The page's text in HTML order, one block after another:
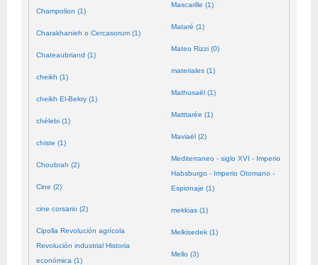
Champolion (1)
Charakhanieh o Cercasorum (1)
Chateaubriand (1)
cheikh (1)
cheikh El-Bekry (1)
chélebi (1)
chiste (1)
Choubrah (2)
Cine (2)
cine corsario (2)
Cipolla Revolución agrícola
Revolución industrial Historia
económica (1)
Mascarille (1)
Mataré (1)
Mateo Rizzi (0)
materiales (1)
Mathusaël (1)
Matttarée (1)
Maviaël (2)
Mediterraneo - siglo XVI - Imperio
Habsburgo - Imperio Otomano -
Espionaje (1)
mekkias (1)
Melkisedek (1)
Mello (3)